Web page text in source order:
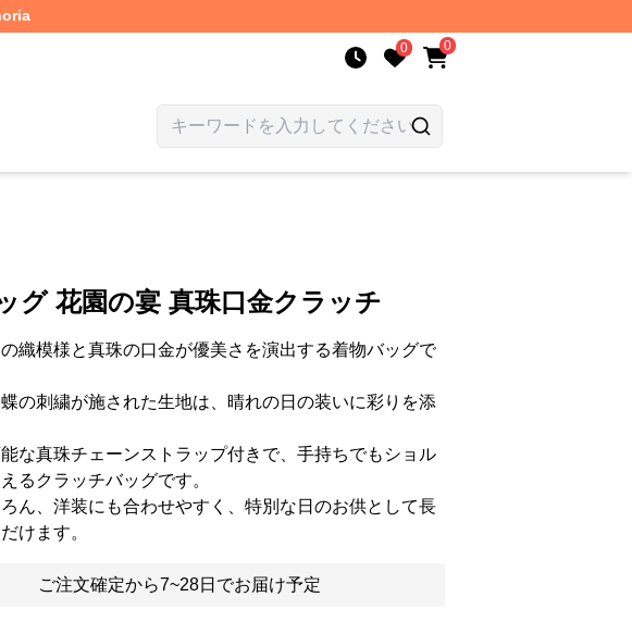
0 0
グ 花園の宴 真珠口金クラッチ
の織模様と真珠の口金が優美さを演出する着物バッグで
の刺繍が施された生地は、晴れの日の装いに彩りを添
な真珠チェーンストラップ付きで、手持ちでもショル
るクラッチバッグです。
ん、洋装にも合わせやすく、特別な日のお供として長
けます。
ご注文確定から7~28日でお届け予定